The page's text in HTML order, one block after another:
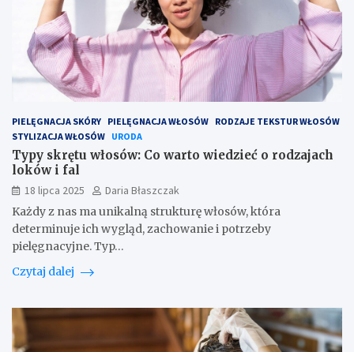
PIELĘGNACJA SKÓRY PIELĘGNACJA WŁOSÓW RODZAJE TEKSTUR WŁOSÓW
STYLIZACJA WŁOSÓW URODA
Typy skrętu włosów: Co warto wiedzieć o rodzajach
loków i fal
18 lipca 2025
Daria Błaszczak
Każdy z nas ma unikalną strukturę włosów, która
determinuje ich wygląd, zachowanie i potrzeby
pielęgnacyjne. Typ…
Czytaj dalej